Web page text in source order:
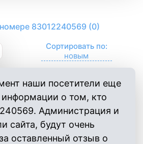
83012240569 (0)
Сортировать по:
наши посетители еще
информации о том, кто
Администрация и
сайта, будут очень
оставленный отзыв о